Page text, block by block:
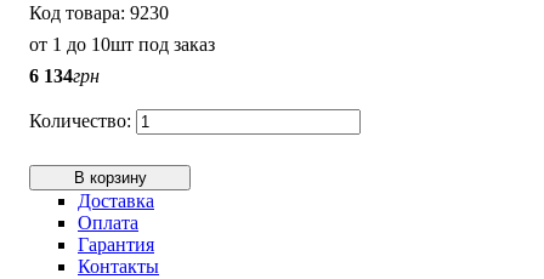
9230
от 1 до 10шт под заказ
6 134грн
В корзину
Доставка
Оплата
Гарантия
Контакты